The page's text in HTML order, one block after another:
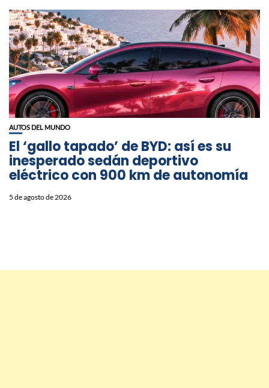
AUTOS DEL MUNDO
El ‘gallo tapado’ de BYD: así es su
inesperado sedán deportivo
eléctrico con 900 km de autonomía
5 de agosto de 2026